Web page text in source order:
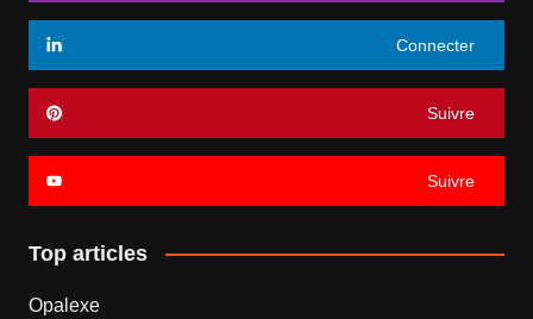
Connecter
Suivre
Suivre
Top articles
Opalexe